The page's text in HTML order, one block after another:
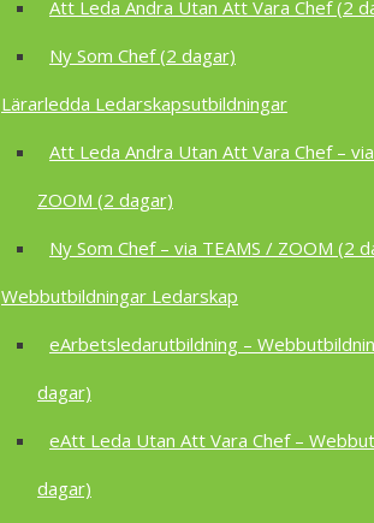
Att Leda Andra Utan Att Vara Chef (2
Ny Som Chef (2 dagar)
Lärarledda Ledarskapsutbildningar
Att Leda Andra Utan Att Vara Chef –
ZOOM (2 dagar)
Ny Som Chef – via TEAMS / ZOOM (2
Webbutbildningar Ledarskap
eArbetsledarutbildning –
dagar)
eAtt Leda Utan Att Vara Chef –
dagar)